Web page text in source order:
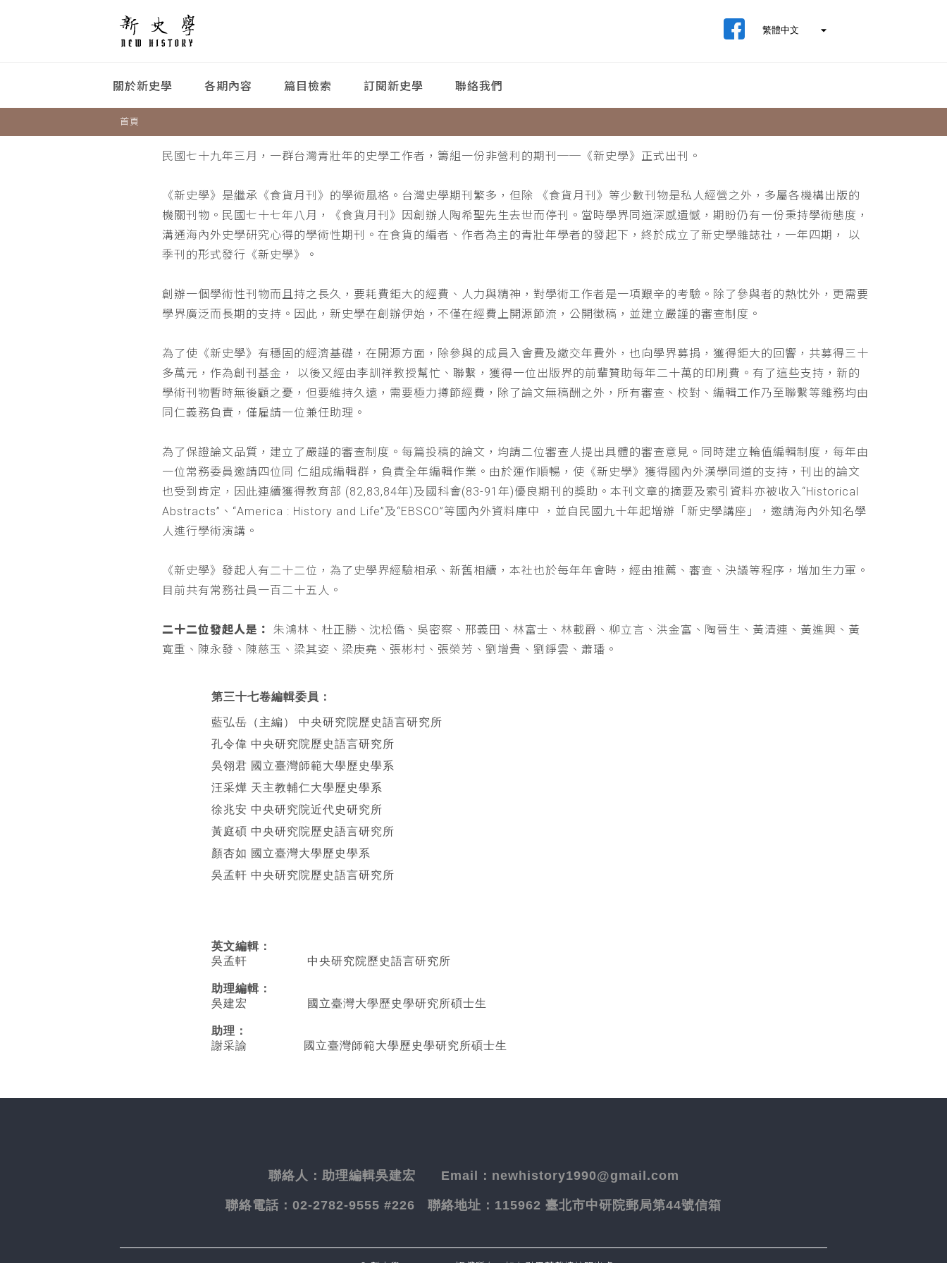
關於新史學 各期內容 篇目檢索 訂閱新史學 聯絡我們
首頁
民國七十九年三月，一群台灣青壯年的史學工作者，籌組一份非營利的期刊──《新史學》正式出刊。
《新史學》是繼承《食貨月刊》的學術風格。台灣史學期刊繁多，但除 《食貨月刊》等少數刊物是私人經營之外，多屬各機構出版的
機關刊物。民國七十七年八月，《食貨月刊》因創辦人陶希聖先生去世而停刊。當時學界同道深感遺憾，期盼仍有一份秉持學術態度，
溝通海內外史學研究心得的學術性期刊。在食貨的編者、作者為主的青壯年學者的發起下，終於成立了新史學雜誌社，一年四期， 以
季刊的形式發行《新史學》。
創辦一個學術性刊物而且持之長久，要耗費鉅大的經費、人力與精神，對學術工作者是一項艱辛的考驗。除了參與者的熱忱外，更需要
學界廣泛而長期的支持。因此，新史學在創辦伊始，不僅在經費上開源節流，公開徵稿，並建立嚴謹的審查制度。
為了使《新史學》有穩固的經濟基礎，在開源方面，除參與的成員入會費及繳交年費外，也向學界募捐，獲得鉅大的回響，共募得三十
多萬元，作為創刊基金， 以後又經由李訓祥教授幫忙、聯繫，獲得一位出版界的前輩贊助每年二十萬的印刷費。有了這些支持，新的
學術刊物暫時無後顧之憂，但要維持久遠，需要極力撙節經費，除了論文無稿酬之外，所有審查、校對、編輯工作乃至聯繫等雜務均由
同仁義務負責，僅雇請一位兼任助理。
為了保證論文品質，建立了嚴謹的審查制度。每篇投稿的論文，均請二位審查人提出具體的審查意見。同時建立輪值編輯制度，每年由
一位常務委員邀請四位同 仁組成編輯群，負責全年編輯作業。由於運作順暢，使《新史學》獲得國內外漢學同道的支持，刊出的論文
也受到肯定，因此連續獲得教育部 (82,83,84年)及國科會(83-91年)優良期刊的獎助。本刊文章的摘要及索引資料亦被收入“Historical
Abstracts”、“America : History and Life”及“EBSCO”等國內外資料庫中 ，並自民國九十年起增辦「新史學講座」，邀請海內外知名學
人進行學術演講。
《新史學》發起人有二十二位，為了史學界經驗相承、新舊相續，本社也於每年年會時，經由推薦、審查、決議等程序，增加生力軍。
目前共有常務社員一百二十五人。
二十二位發起人是：
朱鴻林、杜正勝、沈松僑、吳密察、邢義田、林富士、林載爵、柳立言、洪金富、陶晉生、黃清連、黃進興、黃
寬重、陳永發、陳慈玉、梁其姿、梁庚堯、張彬村、張榮芳、劉增貴、劉錚雲、蕭璠。
第三十七卷編輯委員：
藍弘岳（主編） 中央研究院歷史語言研究所
孔令偉 中央研究院歷史語言研究所
吳翎君 國立臺灣師範大學歷史學系
汪采燁 天主教輔仁大學歷史學系
徐兆安 中央研究院近代史研究所
黃庭碩 中央研究院歷史語言研究所
顏杏如 國立臺灣大學歷史學系
吳孟軒 中央研究院歷史語言研究所
英文編輯 ：
吳孟軒 中央研究院歷史語言研究所
助理編輯：
吳建宏 國立臺灣大學歷史學研究所碩士生
助理：
謝采諭
國立臺灣師範大學歷史學研究所碩士生
聯絡人： 助理編輯吳建宏 Email：newhistory1990@gmail.com
聯絡電話： 02-2782-9555 #226 聯絡地址： 115962 臺北市中研院郵局第44號信箱